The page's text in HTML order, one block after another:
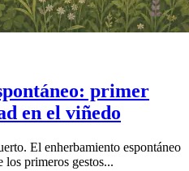
primer
en el viñedo
El enherbamiento espontáneo
los primeros gestos...